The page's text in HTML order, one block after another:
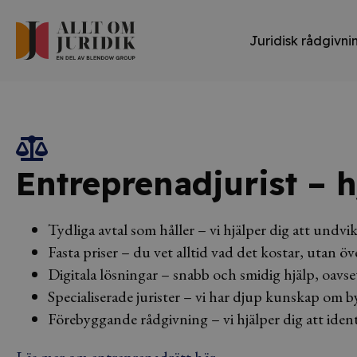
Juridisk
Entreprenadjurist –
Tydliga avtal som håller – vi hjälper dig att
Fasta priser – du vet alltid vad det kostar, utan
Digitala lösningar – snabb och smidig hjälp,
Specialiserade jurister – vi har djup kunskap om
Förebyggande rådgivning – vi hjälper dig att